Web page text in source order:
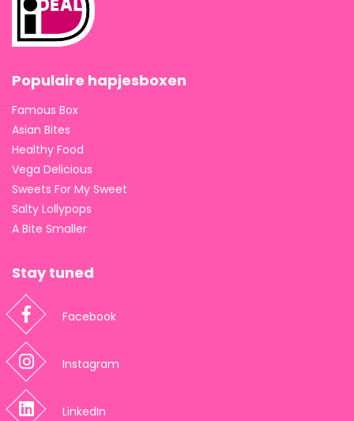
Populaire hapjesboxen
Famous Box
Asian Bites
Healthy Food
Vega Delicious
Sweets For My Sweet
Salty Lollypops
A Bite Smaller
Stay tuned
Facebook
Instagram
LinkedIn